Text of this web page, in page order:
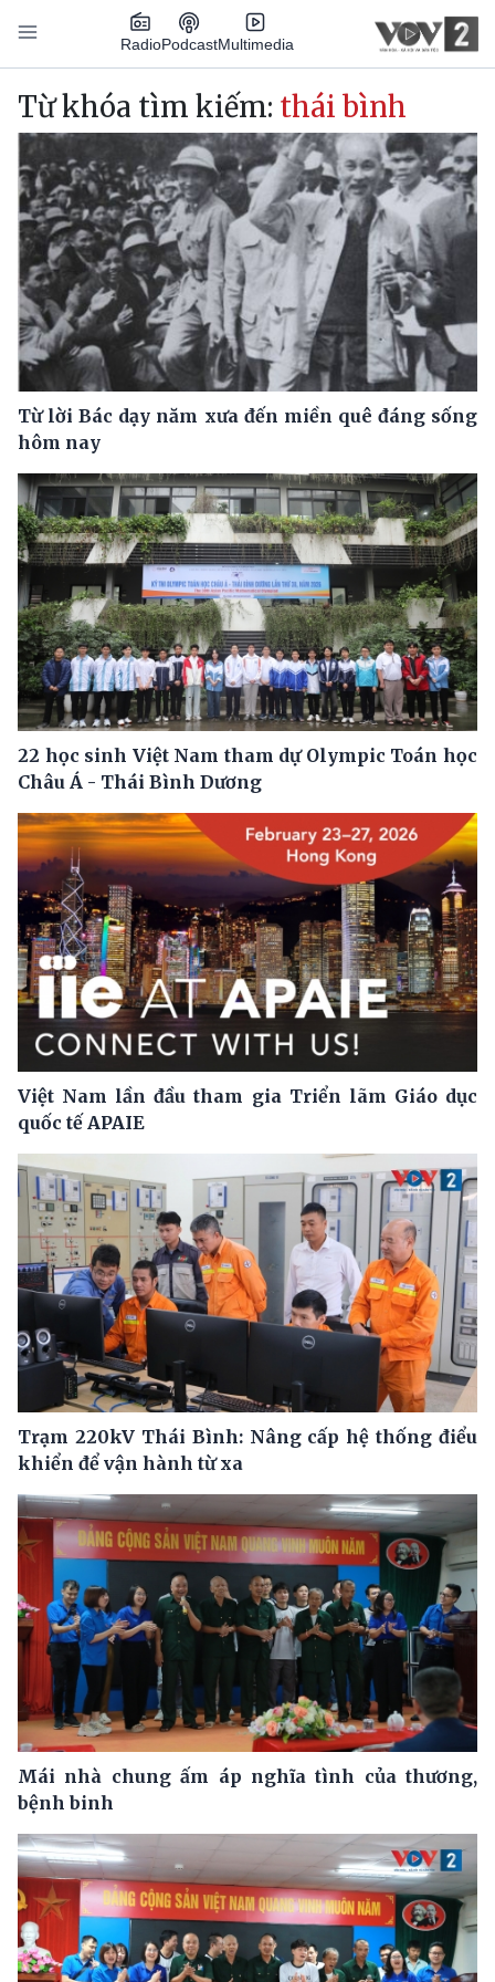
Nhảy đến nội dung
RadioPodcastMultimedia
Main navigation
Từ khóa tìm kiếm: thái bình
Từ lời Bác dạy năm xưa đến miền quê đáng sống
hôm nay
22 học sinh Việt Nam tham dự Olympic Toán học
Châu Á - Thái Bình Dương
Việt Nam lần đầu tham gia Triển lãm Giáo dục
quốc tế APAIE
Trạm 220kV Thái Bình: Nâng cấp hệ thống điểu
khiển để vận hành từ xa
Mái nhà chung ấm áp nghĩa tình của thương,
bệnh binh